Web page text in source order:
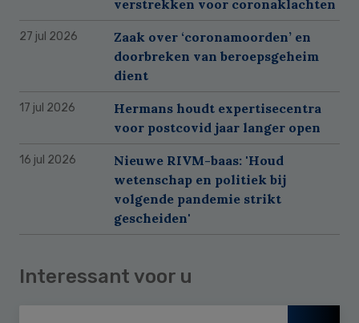
verstrekken voor coronaklachten
27 jul 2026
Zaak over ‘coronamoorden’ en
doorbreken van beroepsgeheim
dient
17 jul 2026
Hermans houdt expertisecentra
voor postcovid jaar langer open
16 jul 2026
Nieuwe RIVM-baas: 'Houd
wetenschap en politiek bij
volgende pandemie strikt
gescheiden'
Interessant voor u